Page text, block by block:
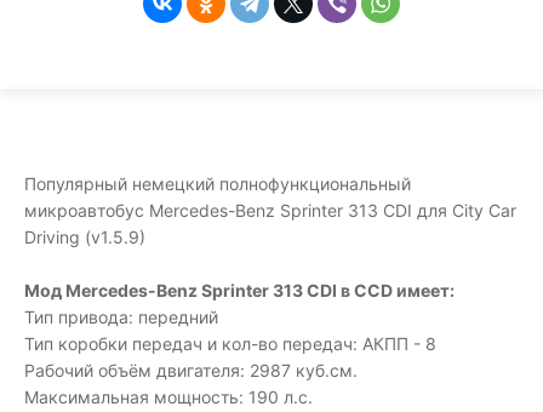
Популярный немецкий полнофункциональный
микроавтобус Mercedes-Benz Sprinter 313 CDI для City Car
Driving (v1.5.9)
Мод Mercedes-Benz Sprinter 313 CDI в CCD имеет:
Тип привода: передний
Тип коробки передач и кол-во передач: АКПП - 8
Рабочий объём двигателя: 2987 куб.см.
Максимальная мощность: 190 л.с.